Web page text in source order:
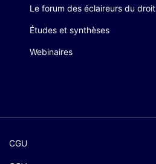
Le forum des éclaireurs du droit
Études et synthèses
Webinaires
CGU